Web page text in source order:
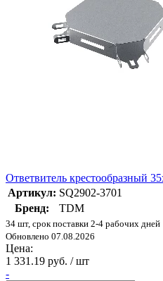
Ответвитель крестообразный
Артикул: SQ2902-3701
Бренд:
TDM
34 шт, срок поставки 2-4 рабочих дней
Обновлено 07.08.2026
Цена:
1 331.19 руб. / шт
-